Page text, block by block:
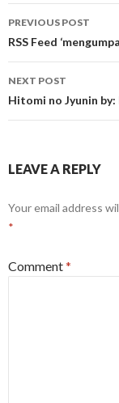
Post
navigation
PREVIOUS POST
RSS Feed
NEXT POST
Hitomi no Jyunin by:
LEAVE A REPLY
Your email address
*
Comment*